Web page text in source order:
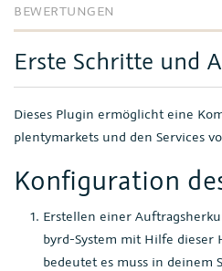
BEWERTUNGEN
Erste Schritte und
Dieses Plugin ermöglicht eine
plentymarkets und den Services
Konfiguration
Erstellen einer
byrd-System mit Hilfe dieser
bedeutet es muss in deinem